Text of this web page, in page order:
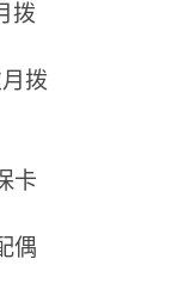
拨
拨
卡
偶